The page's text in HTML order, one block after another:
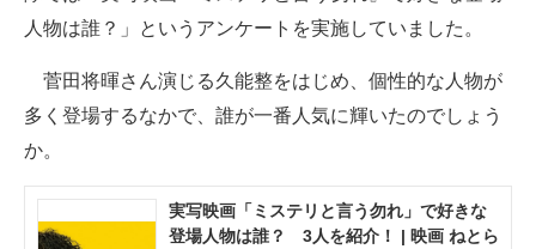
スマホと通信の最新トレンド
進化するPCとデバイスの未来
ビジネスと働き方のヒント
AI活用のいまが分かる
人物は誰？」というアンケートを実施していました。
菅田将暉さん演じる久能整をはじめ、個性的な人物が
多く登場するなかで、誰が一番人気に輝いたのでしょう
か。
実写映画「ミステリと言う勿れ」で好きな
登場人物は誰？ 3人を紹介！ | 映画 ねとら